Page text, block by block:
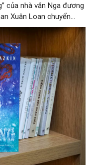
của nhà văn Nga đương
Xuân Loan chuyển
những tiểu thuyết